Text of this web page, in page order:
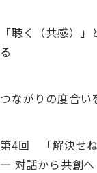
「聴く（共感）
る
つながりの度合い
第4回 「解決せ
― 対話から共創